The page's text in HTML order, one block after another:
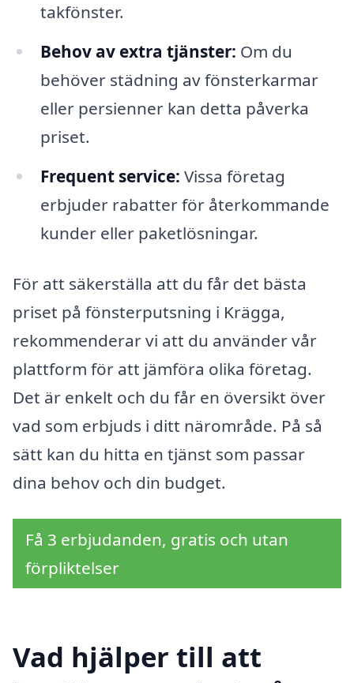
takfönster.
Behov av extra tjänster: Om du
behöver städning av fönsterkarmar
eller persienner kan detta påverka
priset.
Frequent service: Vissa företag
erbjuder rabatter för återkommande
kunder eller paketlösningar.
För att säkerställa att du får det bästa
priset på fönsterputsning i Krägga,
rekommenderar vi att du använder vår
plattform för att jämföra olika företag.
Det är enkelt och du får en översikt över
vad som erbjuds i ditt närområde. På så
sätt kan du hitta en tjänst som passar
dina behov och din budget.
Få 3 erbjudanden, gratis och utan
förpliktelser
Vad hjälper till att